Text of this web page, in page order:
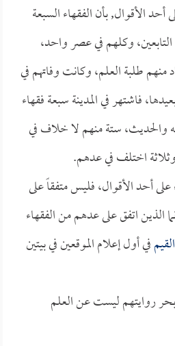
الأقوال, بأن الفقهاء السبعة
التابعين، وكلهم في عصر واحد،
منهم طلبة العلم، وكانت وفاتهم في
فاشتهر في المدينة سبعة فقهاء
والحديث، ستة منهم لا خلاف في
اختلف في عدهم.
أحد الأقوال، فليس متفقاً على
الذين اتفق على عدهم من الفقهاء
في أول إعلام الموقعين في بيتين
روايتهم ليست عن العلم